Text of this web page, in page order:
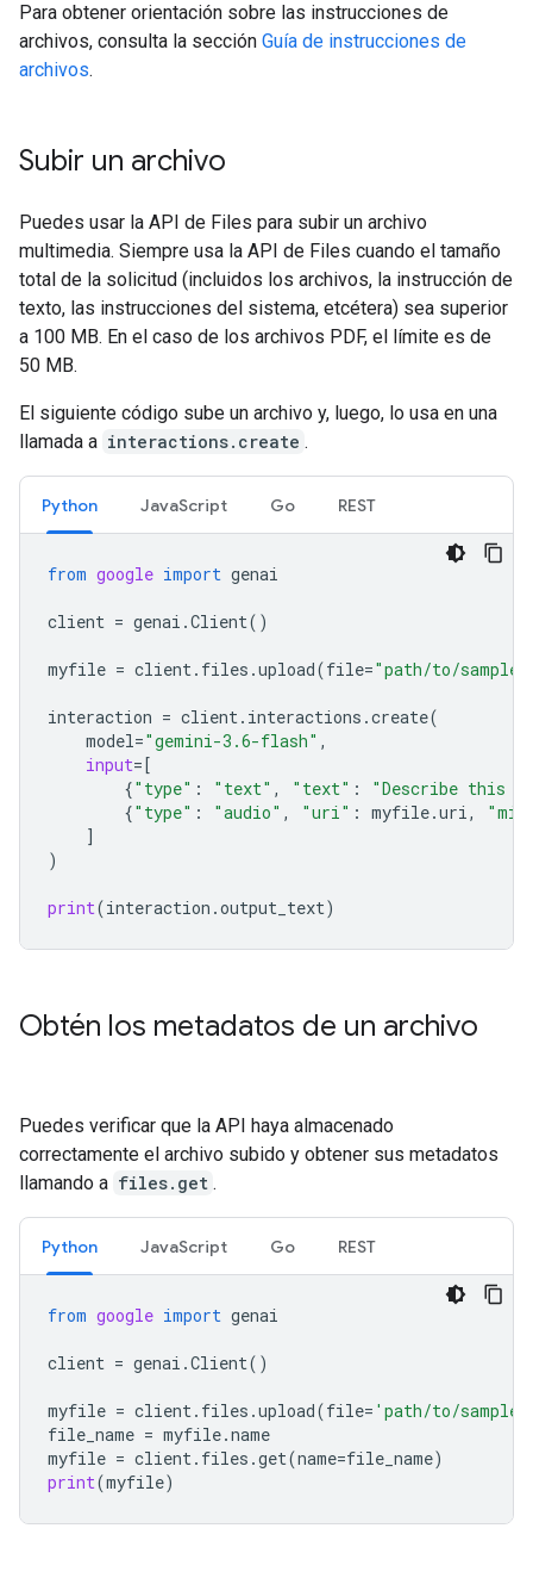
Para obtener orientación sobre las instrucciones de
archivos, consulta la sección Guía de instrucciones de
archivos.
Subir un archivo
Puedes usar la API de Files para subir un archivo
multimedia. Siempre usa la API de Files cuando el tamaño
total de la solicitud (incluidos los archivos, la instrucción de
texto, las instrucciones del sistema, etcétera) sea superior
a 100 MB. En el caso de los archivos PDF, el límite es de
50 MB.
El siguiente código sube un archivo y, luego, lo usa en una
llamada a interactions.create .
Python JavaScript Go REST
from google import genai
client = genai .Client()
myfile = client. files .upload(file="path/to/
interaction = client. interactions .create(
model="gemini-3.6-flash" ,
input=[
{"type" : "text" , "text" :
"Describe this
{"type" : "audio" , "uri" : myfile.uri,
]
)
print(interaction .output_text)
Obtén los metadatos de un archivo
Puedes verificar que la API haya almacenado
correctamente el archivo subido y obtener sus metadatos
llamando a files.get .
Python JavaScript Go REST
from google import genai
client = genai .Client()
myfile = client. files .upload(file= 'path/to/
file_name = myfile.name
myfile = client. files .get(name=file_name)
print(myfile)